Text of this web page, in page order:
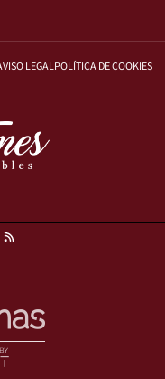
LEGALPOLÍTICA DE COOKIES